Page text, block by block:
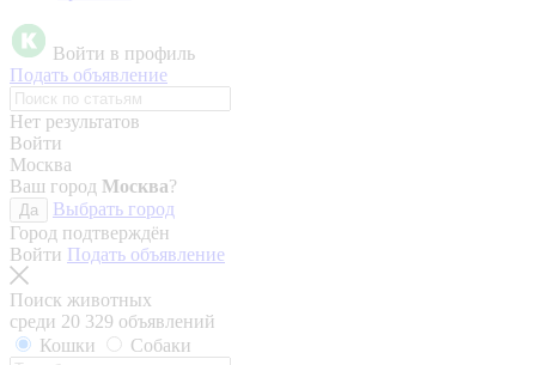
Войти в профиль
Подать объявление
Нет результатов
Войти
Москва
Ваш город Москва?
Да
Выбрать город
Город подтверждён
Войти Подать объявление
Поиск животных
среди 20 329 объявлений
Кошки
Собаки